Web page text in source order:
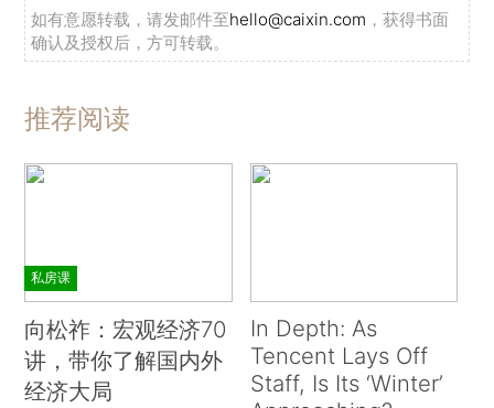
如有意愿转载，请发邮件至hello@caixin.com ，获得书面
确认及授权后，方可转载。
推荐阅读
私房课
向松祚：宏观经济70
讲，带你了解国内外
经济大局
In Depth: As
Tencent Lays Off
Staff, Is Its ‘Winter’